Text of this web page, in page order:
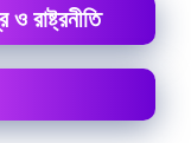
ও রাষ্ট্রনীতি